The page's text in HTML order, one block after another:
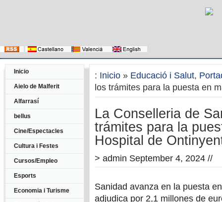
Inicio
Aielo de Malferit
Alfarrasí
bellus
Cine/Espectacles
Cultura i Festes
Cursos/Empleo
Esports
Economia i Turisme
: Inicio » Educació i Salut,
los trámites para la puesta en
La Conselleria de
trámites para la
Hospital de
> admin September 4, 2024 //
Sanidad avanza en la puesta
adjudica por 2,1 millones de